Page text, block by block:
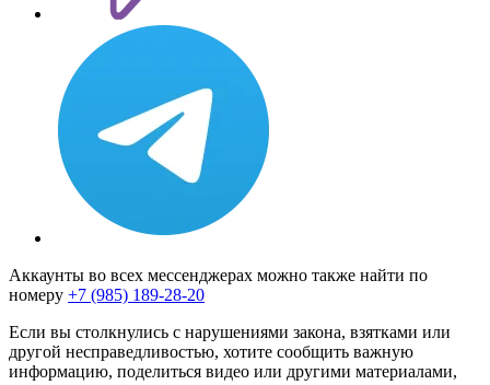
Аккаунты во всех мессенджерах можно также найти по
номеру +7 (985) 189-28-20
Если вы столкнулись с нарушениями закона, взятками или
другой несправедливостью, хотите сообщить важную
информацию, поделиться видео или другими материалами,